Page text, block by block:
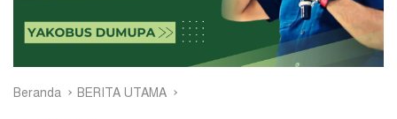
Beranda BERITA UTAMA